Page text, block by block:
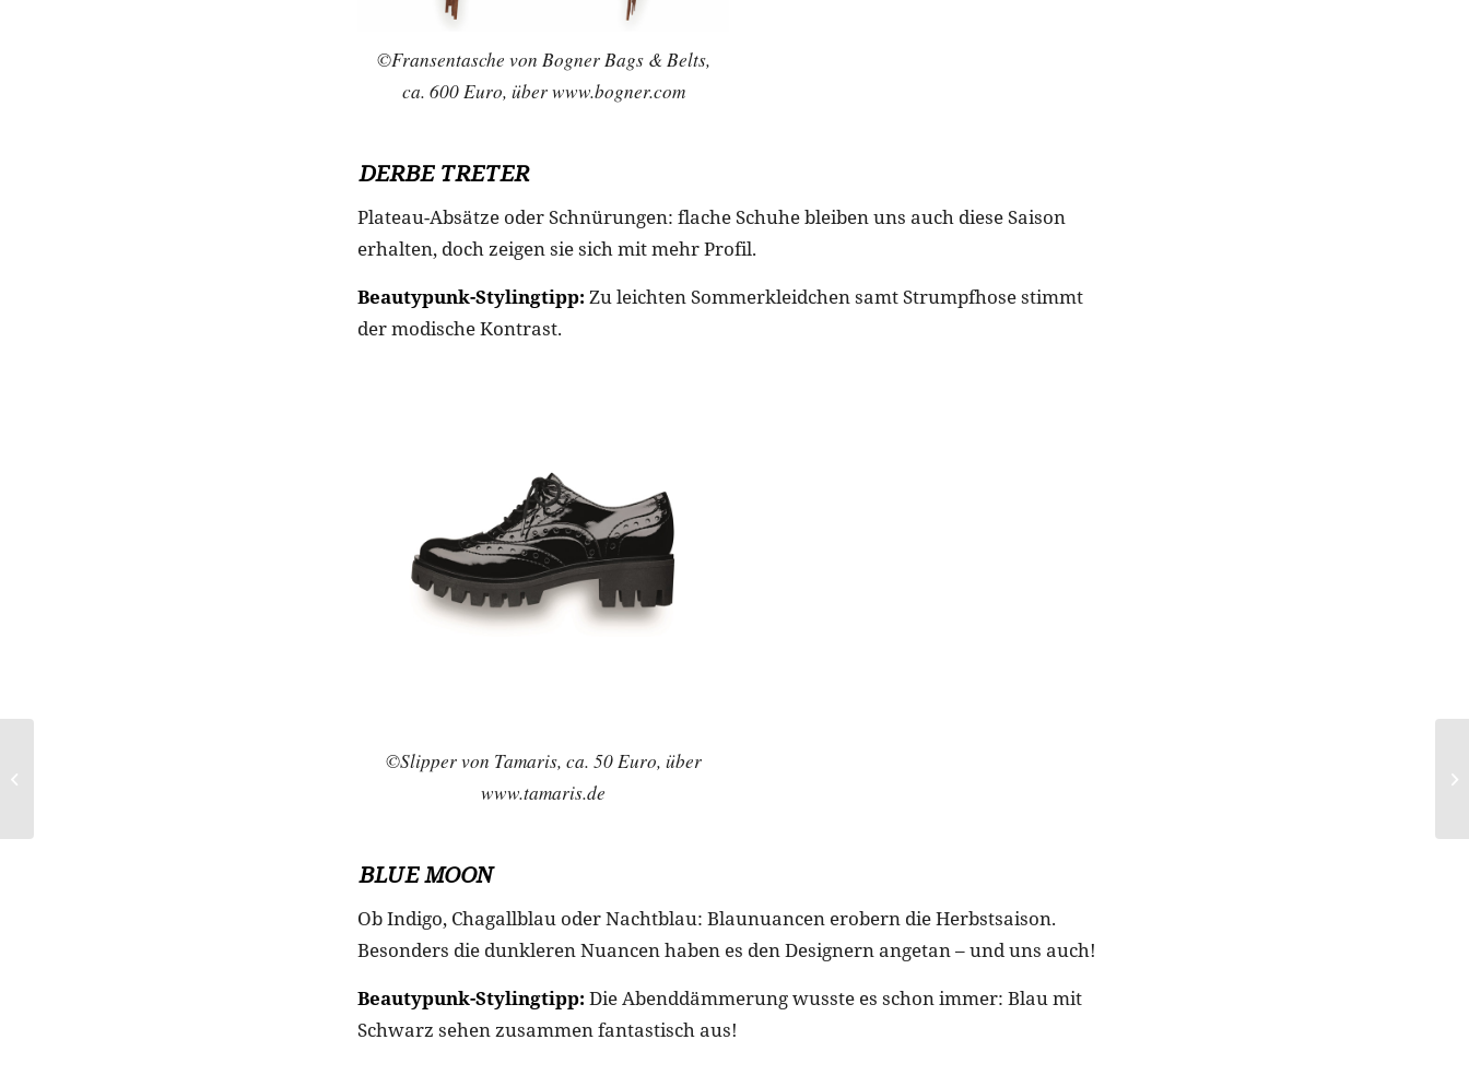
©Fransentasche von Bogner Bags & Belts,
ca. 600 Euro, über www.bogner.com
DERBE TRETER
Plateau-Absätze oder Schnürungen: flache Schuhe bleiben uns auch diese Saison
erhalten, doch zeigen sie sich mit mehr Profil.
Beautypunk-Stylingtipp: Zu leichten Sommerkleidchen samt Strumpfhose stimmt
der modische Kontrast.
©Slipper von Tamaris, ca. 50 Euro, über
www.tamaris.de
BLUE MOON
Ob Indigo, Chagallblau oder Nachtblau: Blaunuancen erobern die Herbstsaison.
Besonders die dunkleren Nuancen haben es den Designern angetan – und uns auch!
Beautypunk-Stylingtipp: Die Abenddämmerung wusste es schon immer: Blau mit
Schwarz sehen zusammen fantastisch aus!